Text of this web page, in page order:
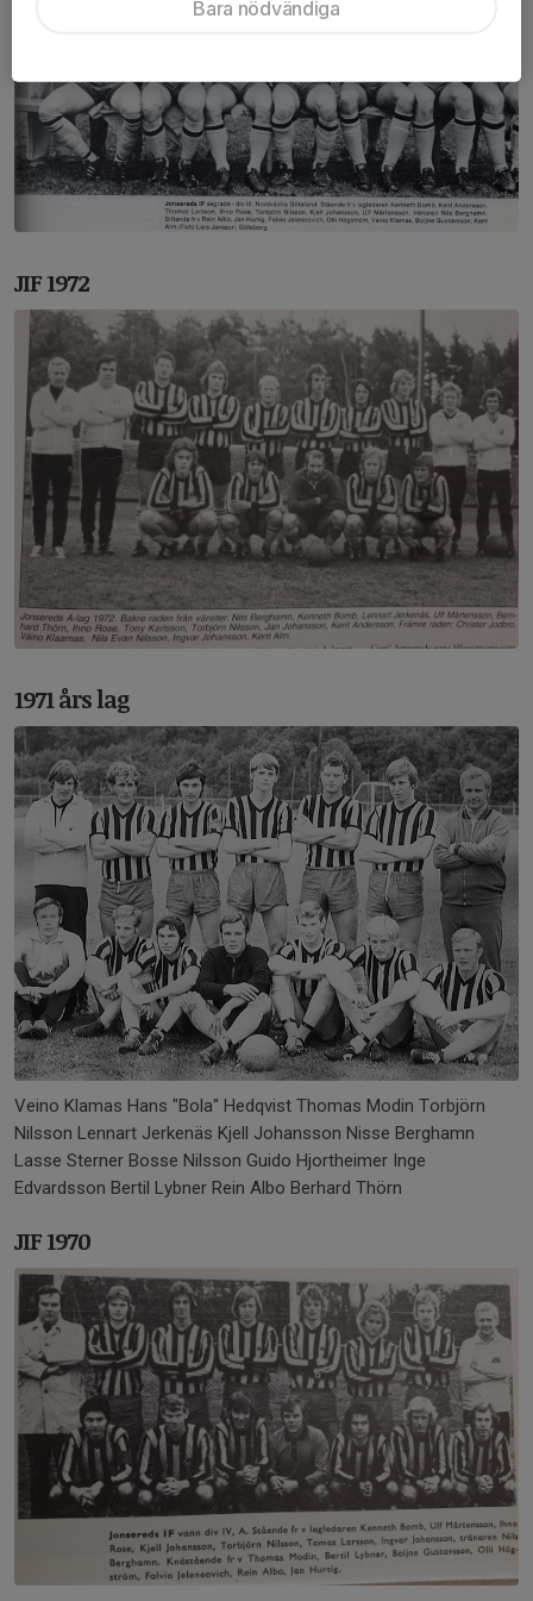
JIF 1972
1971 års lag
Veino Klamas Hans "Bola" Hedqvist Thomas Modin Torbjörn
Nilsson Lennart Jerkenäs Kjell Johansson Nisse Berghamn
Lasse Sterner Bosse Nilsson Guido Hjortheimer Inge
Edvardsson Bertil Lybner Rein Albo Berhard Thörn
JIF 1970
Bara nödvändiga